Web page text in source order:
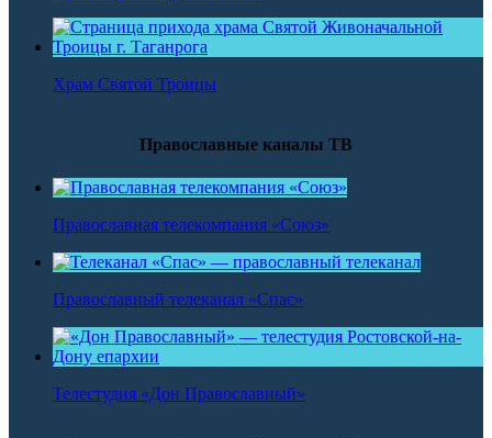
Храм Святой Троицы
Православные каналы ТВ
Православная телекомпания «Союз»
Православный телеканал «Спас»
Телестудия «Дон Православный»